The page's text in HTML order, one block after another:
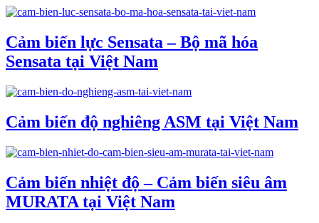
Cảm biến lực Sensata – Bộ mã hóa
Sensata tại Việt Nam
Cảm biến độ nghiêng ASM tại Việt Nam
Cảm biến nhiệt độ – Cảm biến siêu âm
MURATA tại Việt Nam